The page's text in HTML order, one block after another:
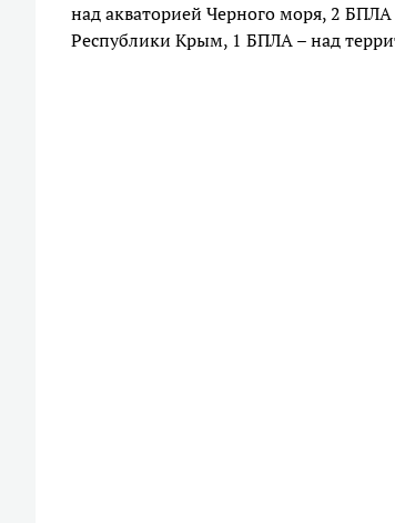
над акваторией Черного моря, 2
Республики Крым, 1 БПЛА – над